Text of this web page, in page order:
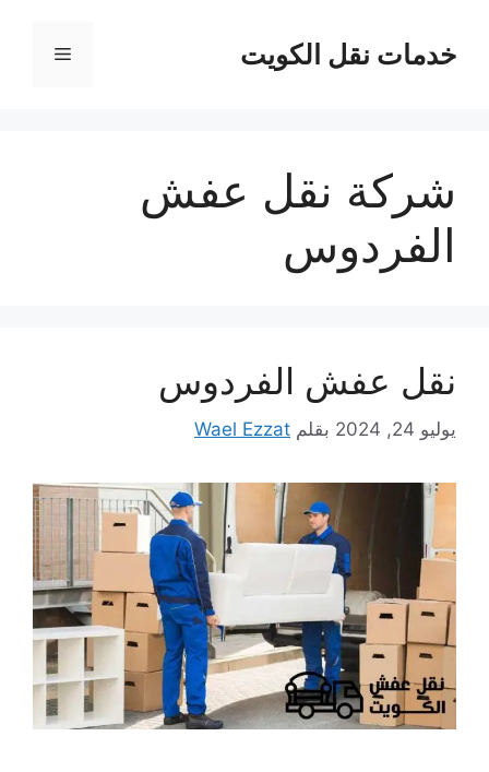
المحتوىخدمات نقل الكويت القائمة
شركة نقل عفش
الفردوس
نقل عفش الفردوس
يوليو 24, 2024 بقلم Wael Ezzat